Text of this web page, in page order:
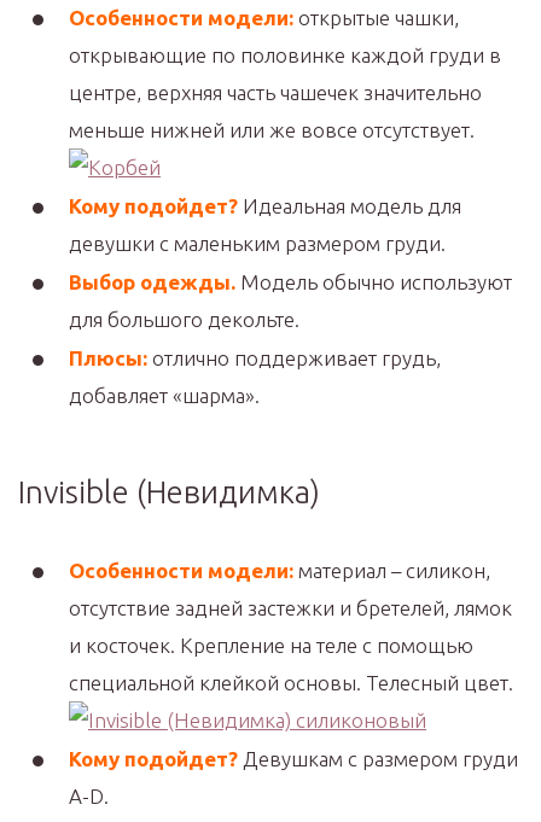
Особенности модели: открытые чашки,
открывающие по половинке каждой груди в
центре, верхняя часть чашечек значительно
меньше нижней или же вовсе отсутствует.
Кому подойдет? Идеальная модель для
девушки с маленьким размером груди.
Выбор одежды. Модель обычно используют
для большого декольте.
Плюсы: отлично поддерживает грудь,
добавляет «шарма».
Invisiblе (Невидимка)
Особенности модели: материал – силикон,
отсутствие задней застежки и бретелей, лямок
и косточек. Крепление на теле с помощью
специальной клейкой основы. Телесный цвет.
Кому подойдет? Девушкам с размером груди
А-D.